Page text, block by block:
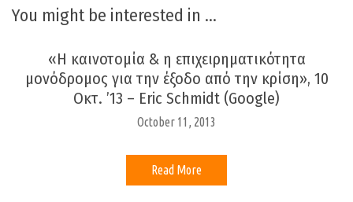
You might be interested in …
«Η καινοτομία & η επιχειρηματικότητα
μονόδρομος για την έξοδο από την κρίση», 10
Οκτ. ’13 – Eric Schmidt (Google)
October 11, 2013
Read More